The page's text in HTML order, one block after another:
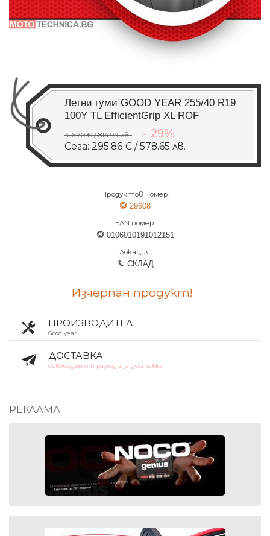
Летни гуми GOOD YEAR 255/40 R19
100Y TL EfficientGrip XL ROF
416.70 € / 814.99 лв. - 29%
Сега: 295.86 € / 578.65 лв.
Продуктов номер:
29608
EAN номер:
0106010191012151
Локация:
СКЛАД
Изчерпан продукт!
ПРОИЗВОДИТЕЛ
Good year
ДОСТАВКА
Освободен от разходи за доставка
РЕКЛАМА